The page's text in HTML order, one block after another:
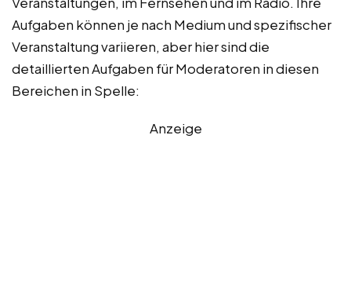
Aufgaben können je nach Medium und spezifischer
Veranstaltung variieren, aber hier sind die
detaillierten Aufgaben für Moderatoren in diesen
Bereichen in Spelle:
Anzeige